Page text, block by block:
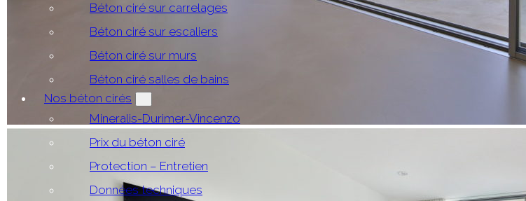
Béton ciré sur carrelages
Béton ciré sur escaliers
Béton ciré sur murs
Béton ciré salles de bains
Nos béton cirés
Mineralis-Durimer-Vincenzo
Prix du béton ciré
Protection – Entretien
Données techniques